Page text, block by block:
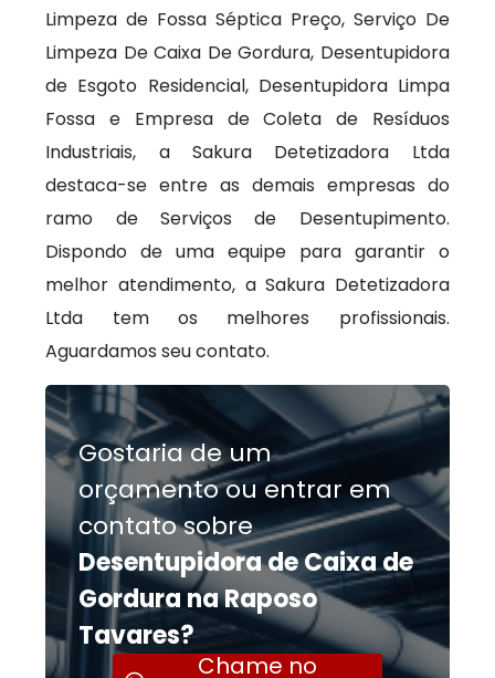
Limpeza de Fossa Séptica Preço, Serviço De
Limpeza De Caixa De Gordura, Desentupidora
de Esgoto Residencial, Desentupidora Limpa
Fossa e Empresa de Coleta de Resíduos
Industriais, a Sakura Detetizadora Ltda
destaca-se entre as demais empresas do
ramo de Serviços de Desentupimento.
Dispondo de uma equipe para garantir o
melhor atendimento, a Sakura Detetizadora
Ltda tem os melhores profissionais.
Aguardamos seu contato.
Gostaria de um
orçamento ou entrar em
contato sobre
Desentupidora de Caixa de
Gordura na Raposo
Tavares?
Chame no